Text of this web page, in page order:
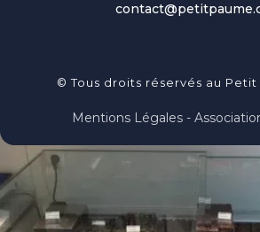
© Tous droits réservés au Petit
Mentions Légales -